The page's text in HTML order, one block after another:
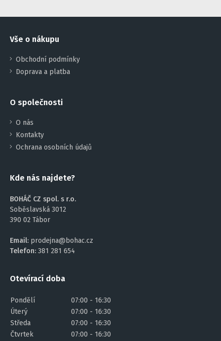
Vše o nákupu
Obchodní podmínky
Doprava a platba
O společnosti
O nás
Kontakty
Ochrana osobních údajů
Kde nás najdete?
BOHÁČ CZ spol. s r.o.
Soběslavská 3012
390 02 Tábor
Email: prodejna@bohac.cz
Telefon: 381 281 654
Otevírací doba
Pondělí
07:00 - 16:30
Úterý
07:00 - 16:30
Středa
07:00 - 16:30
Čtvrtek
07:00 - 16:30